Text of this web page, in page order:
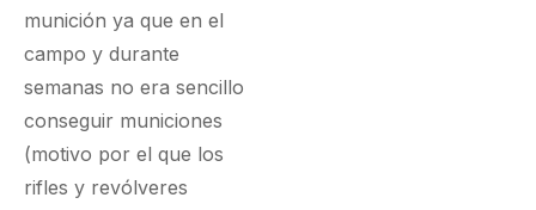
munición ya que en el
campo y durante
semanas no era sencillo
conseguir municiones
(motivo por el que los
rifles y revólveres